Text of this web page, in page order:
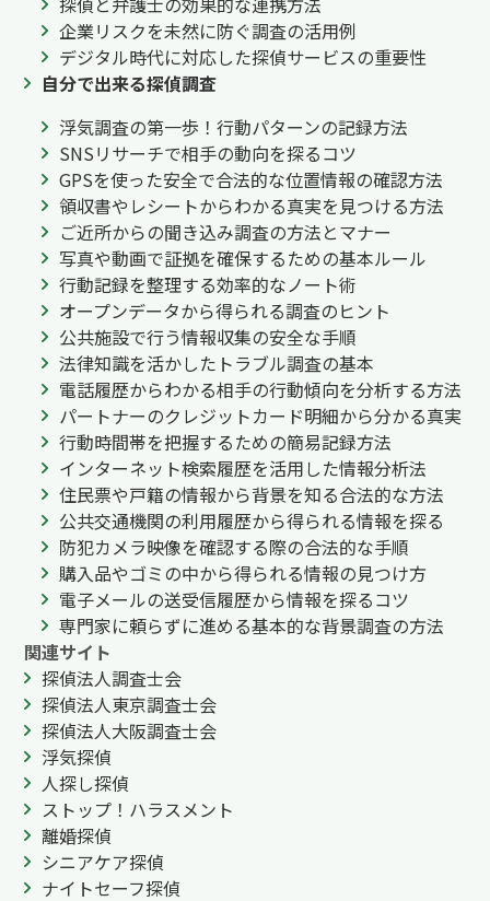
企業リスクを未然に防ぐ調査の活用例
デジタル時代に対応した探偵サービスの重要性
自分で出来る探偵調査
浮気調査の第一歩！行動パターンの記録方法
SNSリサーチで相手の動向を探るコツ
GPSを使った安全で合法的な位置情報の確認方法
領収書やレシートからわかる真実を見つける方法
ご近所からの聞き込み調査の方法とマナー
写真や動画で証拠を確保するための基本ルール
行動記録を整理する効率的なノート術
オープンデータから得られる調査のヒント
公共施設で行う情報収集の安全な手順
法律知識を活かしたトラブル調査の基本
電話履歴からわかる相手の行動傾向を分析する方法
パートナーのクレジットカード明細から分かる真実
行動時間帯を把握するための簡易記録方法
インターネット検索履歴を活用した情報分析法
住民票や戸籍の情報から背景を知る合法的な方法
公共交通機関の利用履歴から得られる情報を探る
防犯カメラ映像を確認する際の合法的な手順
購入品やゴミの中から得られる情報の見つけ方
電子メールの送受信履歴から情報を探るコツ
専門家に頼らずに進める基本的な背景調査の方法
関連サイト
探偵法人調査士会
探偵法人東京調査士会
探偵法人大阪調査士会
浮気探偵
人探し探偵
ストップ！ハラスメント
離婚探偵
シニアケア探偵
ナイトセーフ探偵